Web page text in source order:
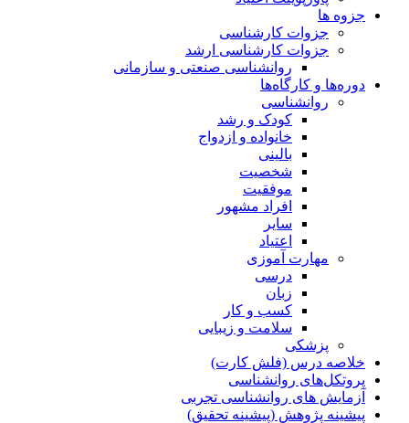
جزوه ها
جزوات کارشناسی
جزوات کارشناسی ارشد
روانشناسی صنعتی و سازمانی
دوره‌ها و کارگاه‌ها
روانشناسی
کودک و رشد
خانواده و ازدواج
بالینی
شخصیت
موفقیت
افراد مشهور
سایر
اعتیاد
مهارت آموزی
درسی
زبان
کسب و کار
سلامت و زیبایی
پزشکی
خلاصه درس (فلش کارت)
پروتکل‌های روانشناسی
آزمایش های روانشناسی تجربی
پیشینه پژوهش (پیشینه تحقیق)